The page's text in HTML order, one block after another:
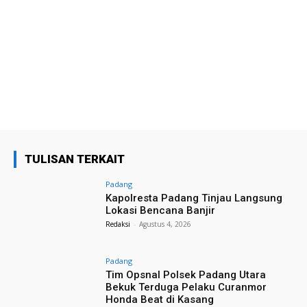
TULISAN TERKAIT
Padang
Kapolresta Padang Tinjau Langsung
Lokasi Bencana Banjir
Redaksi - Agustus 4, 2026
Padang
Tim Opsnal Polsek Padang Utara
Bekuk Terduga Pelaku Curanmor
Honda Beat di Kasang